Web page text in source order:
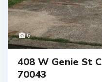
6
408 W Genie St
70043